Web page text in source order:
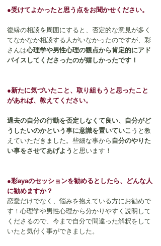
●受けてよかったと思う点をお聞かせください。
復縁の相談を周囲にすると、否定的な意見が多く
てなかなか相談する人がいなかったのですが、彩
さんは心理学や男性心理の観点から肯定的にアド
バイスしてくださったのが嬉しかったです！
●新たに気づいたこと、取り組もうと思ったこと
があれば、教えてください。
過去の自分の行動を否定しなくて良い、自分がど
うしたいのかという事に意識を置いていこ うと教
えていただきました。些細な事から 自分のやりた
い事をさせてあげよう と思います！
●彩ayaのセッションを勧めるとしたら、どんな人
に勧めますか？
恋愛だけでなく、悩みを抱えている方にお勧めで
す！心理学や男性心理から分かりやすく説明して
くださるので、今まで自分で間違った解釈をして
いたと気付く事ができました。